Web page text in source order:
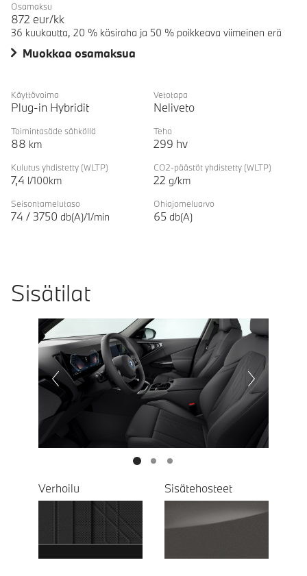
Osamaksu
872 eur/kk
36 kuukautta, 20 % käsiraha ja 50 % poikkeava viimeinen erä
Muokkaa osamaksua
Käyttövoima
Plug-in Hybridit
Vetotapa
Neliveto
Toimintasäde sähköllä
88 km
Teho
299 hv
Kulutus yhdistetty (WLTP)
7,4 l/100km
CO2-päästöt yhdistetty (WLTP)
22 g/km
Seisontamelutaso
74 / 3750 db(A)/1/min
Ohiajomeluarvo
65 db(A)
Sisätilat
Prevoius
Next
Verhoilu Sisätehosteet